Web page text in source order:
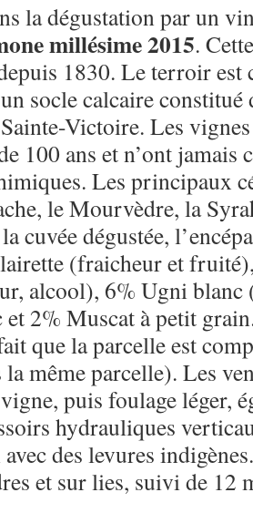
la dégustation par un
millésime 2015.
1830. Le terroir est
socle calcaire constitué
Victoire. Les
100 ans et n’ont jamais
Les principaux
le Mourvèdre, la
cuvée dégustée,
(fraicheur et
alcool), 6% Ugni blanc
2% Muscat à petit
que la parcelle est
la même parcelle). Les
puis foulage léger,
hydrauliques
des levures
et sur lies, suivi de 12